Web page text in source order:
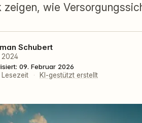
zeigen, wie
Schubert
2024
09. Februar 2026
Lesezeit · KI-gestützt erstellt